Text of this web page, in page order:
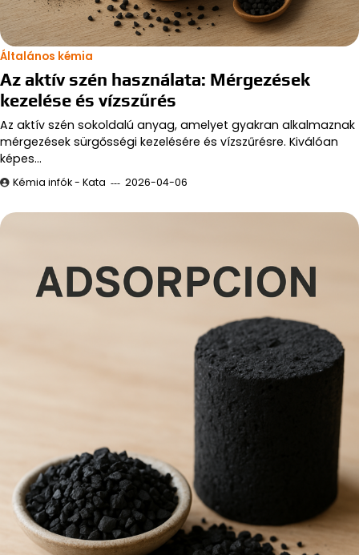
Általános kémia
Az aktív szén használata: Mérgezések
kezelése és vízszűrés
Az aktív szén sokoldalú anyag, amelyet gyakran alkalmaznak
mérgezések sürgősségi kezelésére és vízszűrésre. Kiválóan
képes…
Kémia infók - Kata 2026-04-06